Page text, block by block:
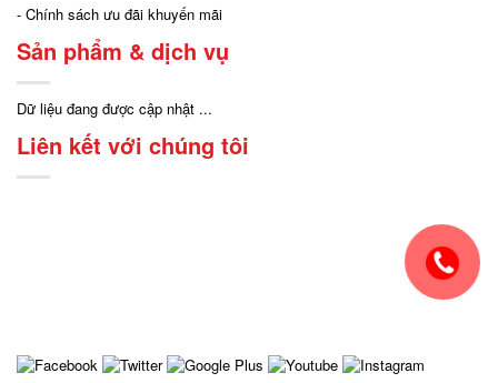
- Chính sách ưu đãi khuyến mãi
Sản phẩm & dịch vụ
Dữ liệu đang được cập nhật ...
Liên kết với chúng tôi